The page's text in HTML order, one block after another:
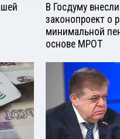
В Госдуму внесли
законопроект о
минимальной
основе МРОТ